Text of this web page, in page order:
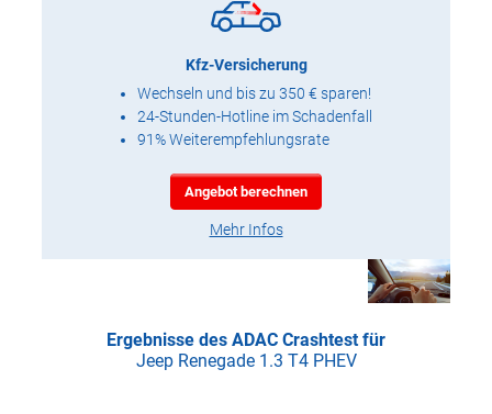
Kfz-Versicherung
Wechseln und bis zu 350 € sparen!
24-Stunden-Hotline im Schadenfall
91% Weiterempfehlungsrate
Angebot berechnen
Mehr Infos
Ergebnisse des ADAC Crashtest für
Jeep Renegade 1.3 T4 PHEV